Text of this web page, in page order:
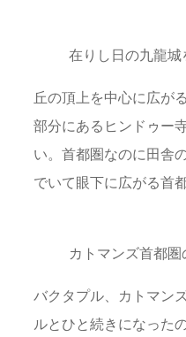
在りし日の九龍城
丘の頂上を中心に広が
部分にあるヒンドゥー
い。首都圏なのに田舎
でいて眼下に広がる首
カトマンズ首都圏
バクタプル、カトマン
ルとひと続きになった